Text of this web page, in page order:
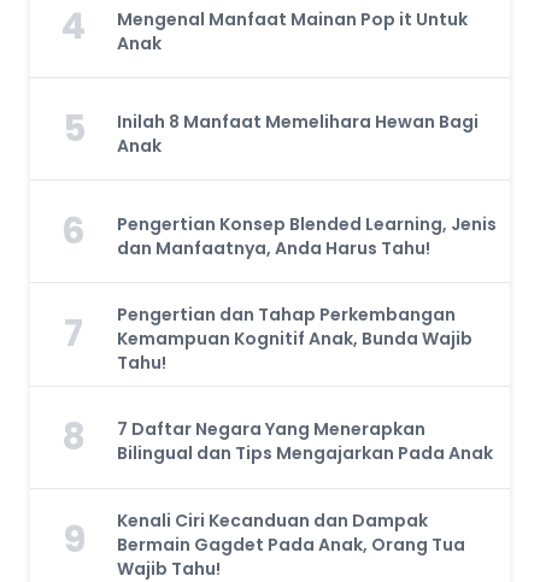
4
Mengenal Manfaat Mainan Pop it Untuk
Anak
5
Inilah 8 Manfaat Memelihara Hewan Bagi
Anak
6
Pengertian Konsep Blended Learning, Jenis
dan Manfaatnya, Anda Harus Tahu!
7
Pengertian dan Tahap Perkembangan
Kemampuan Kognitif Anak, Bunda Wajib
Tahu!
8
7 Daftar Negara Yang Menerapkan
Bilingual dan Tips Mengajarkan Pada Anak
9
Kenali Ciri Kecanduan dan Dampak
Bermain Gagdet Pada Anak, Orang Tua
Wajib Tahu!